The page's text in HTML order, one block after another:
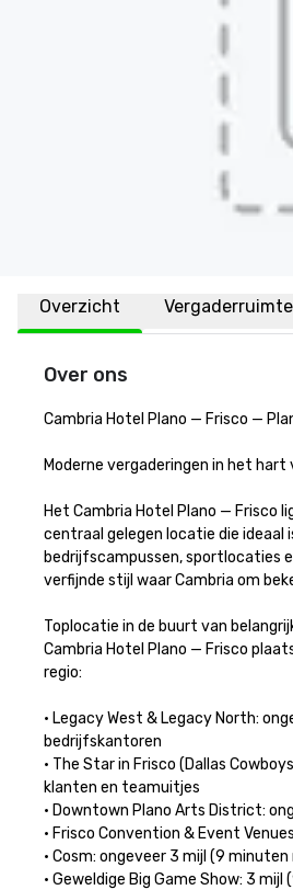
Overzicht Vergaderruimte
Over ons
Cambria Hotel Plano — Frisco —
Moderne vergaderingen in het
Het Cambria Hotel Plano — Frisco
centraal gelegen locatie die ideaal
bedrijfscampussen, sportlocaties
verfijnde stijl waar Cambria om
Toplocatie in de buurt van
Cambria Hotel Plano — Frisco
regio:
• Legacy West & Legacy North:
bedrijfskantoren
• The Star in Frisco (Dallas
klanten en teamuitjes
• Downtown Plano Arts District:
• Frisco Convention & Event
• Cosm: ongeveer 3 mijl (9 minuten
• Geweldige Big Game Show: 3